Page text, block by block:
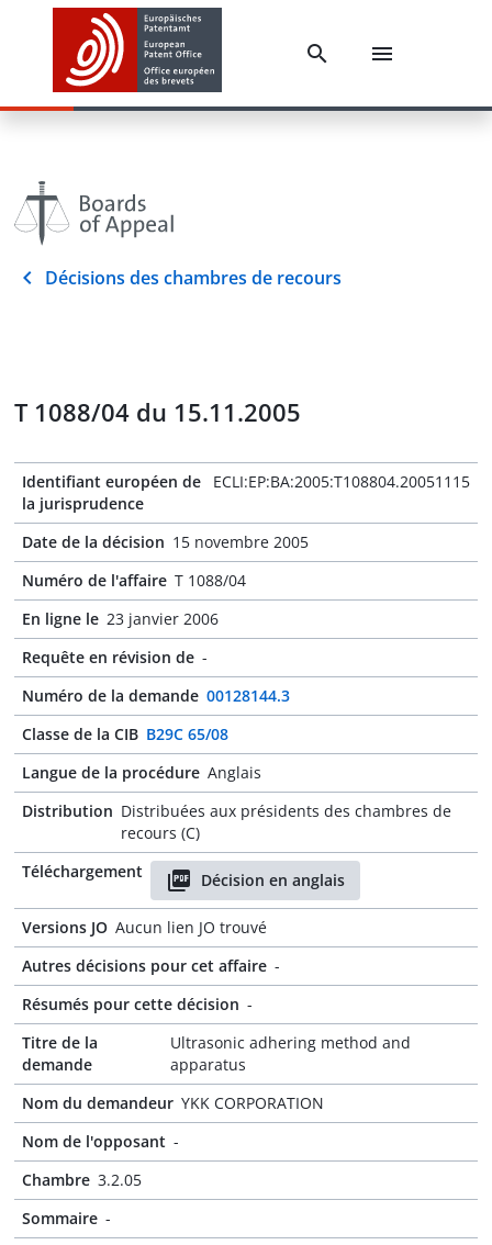
Décisions des chambres de recours
T 1088/04 du 15.11.2005
Identifiant européen de
la jurisprudence
ECLI:EP:BA:2005:T108804.20051115
Date de la décision 15 novembre 2005
Numéro de l'affaire T 1088/04
En ligne le 23 janvier 2006
Requête en révision de -
Numéro de la demande 00128144.3
Classe de la CIB B29C 65/08
Langue de la procédure Anglais
Distribution Distribuées aux présidents des chambres de
recours (C)
Téléchargement
Décision en anglais
Versions JO Aucun lien JO trouvé
Autres décisions pour cet affaire -
Résumés pour cette décision -
Titre de la
demande
Ultrasonic adhering method and
apparatus
Nom du demandeur YKK CORPORATION
Nom de l'opposant -
Chambre 3.2.05
Sommaire -